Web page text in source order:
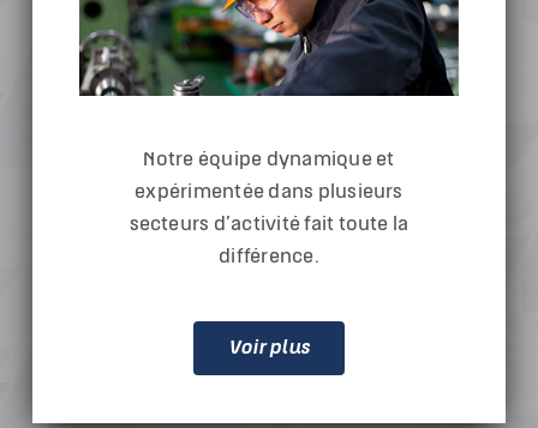
Notre équipe dynamique et
expérimentée dans plusieurs
secteurs d’activité fait toute la
différence.
Voir plus